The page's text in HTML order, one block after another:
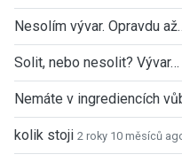
Nesolím vývar. Opravdu
Solit, nebo nesolit? Vývar…
Nemáte v ingrediencích
kolik stoji 2 roky 10 měsíců